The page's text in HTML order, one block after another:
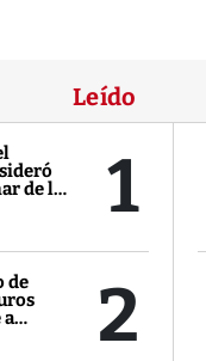
Leído
de la
1
de
a
2